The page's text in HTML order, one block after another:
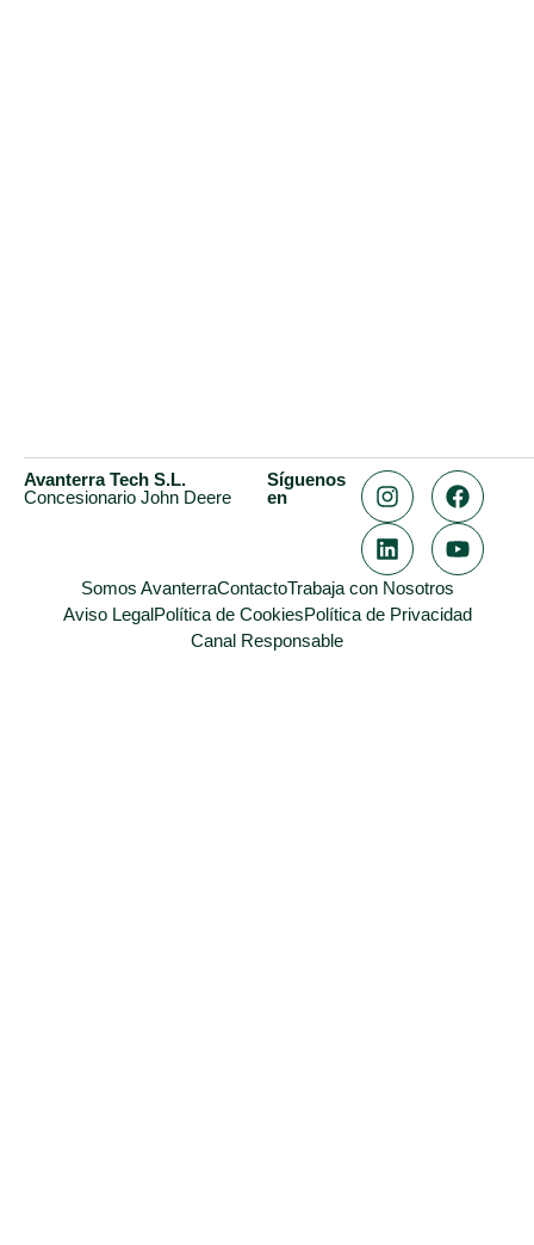
Avanterra Tech S.L.
Concesionario John Deere
Síguenos
en
Somos AvanterraContactoTrabaja con Nosotros
Aviso LegalPolítica de CookiesPolítica de Privacidad
Canal Responsable